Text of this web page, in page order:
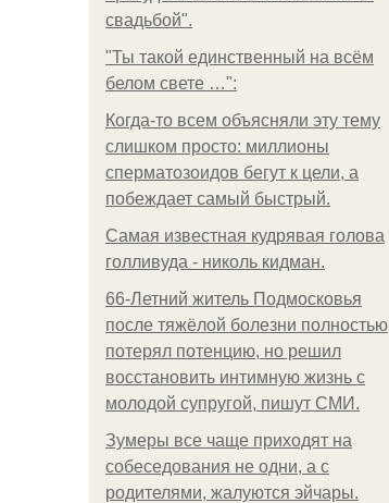
свадьбой".
"Ты такой единственный на всём
белом свете …":
Когда-то всем объясняли эту тему
слишком просто: миллионы
сперматозоидов бегут к цели, а
побеждает самый быстрый.
Самая известная кудрявая голова
голливуда - николь кидман.
66-Летний житель Подмосковья
после тяжёлой болезни полностью
потерял потенцию, но решил
восстановить интимную жизнь с
молодой супругой, пишут СМИ.
Зумеры все чаще приходят на
собеседования не одни, а с
родителями, жалуются эйчары.